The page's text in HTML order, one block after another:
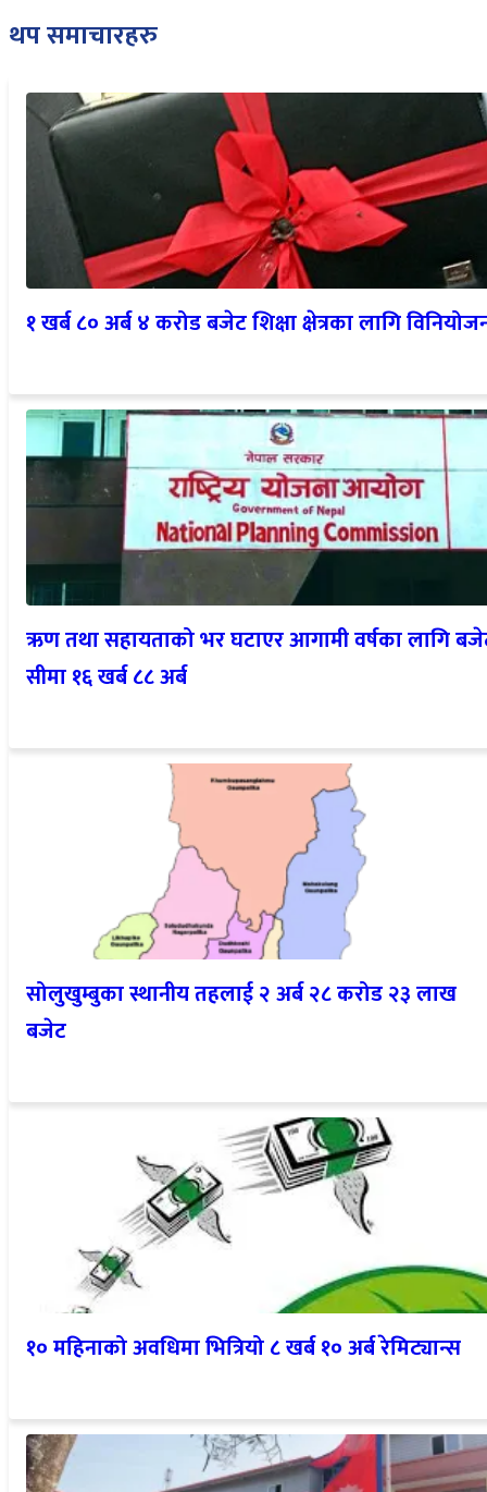
थप समाचारहरु
१ खर्ब ८० अर्ब ४ करोड बजेट शिक्षा क्षेत्रका लागि
ऋण तथा सहायताको भर घटाएर आगामी वर्षका लागि
सीमा १६ खर्ब ८८ अर्ब
सोलुखुम्बुका स्थानीय तहलाई २ अर्ब २८ करोड २३ लाख
बजेट
१० महिनाको अवधिमा भित्रियो ८ खर्ब १० अर्ब रेमिट्यान्स